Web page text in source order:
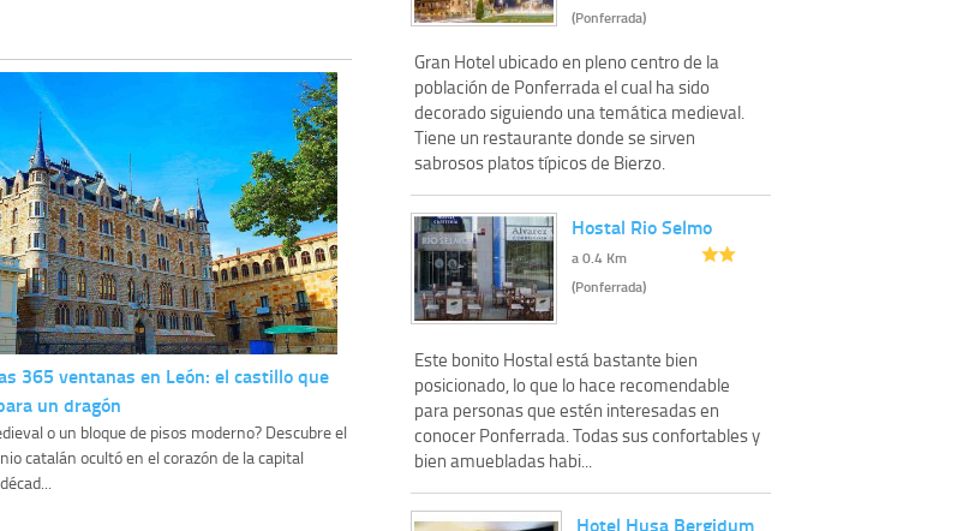
365 ventanas en León: el castillo que
un dragón
o un bloque de pisos moderno? Descubre el
catalán ocultó en el corazón de la capital
(Ponferrada)
Gran Hotel ubicado en pleno centro de la
población de Ponferrada el cual ha sido
decorado siguiendo una temática medieval.
Tiene un restaurante donde se sirven
sabrosos platos típicos de Bierzo.
Hostal Rio Selmo
a 0.4 Km
(Ponferrada)
Este bonito Hostal está bastante bien
posicionado, lo que lo hace recomendable
para personas que estén interesadas en
conocer Ponferrada. Todas sus confortables y
bien amuebladas habi...
Hotel Husa Bergidum